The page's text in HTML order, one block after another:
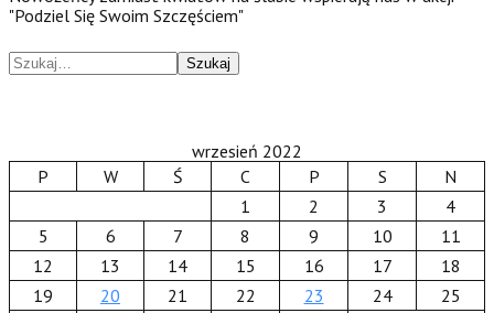
"Podziel Się Swoim Szczęściem"
Szukaj
wrzesień 2022
P
W Ś C P S
N
1
2 3
4
5
6 7 8 9 10
11
12
13 14 15 16 17
18
19
20 21 22 23 24
25